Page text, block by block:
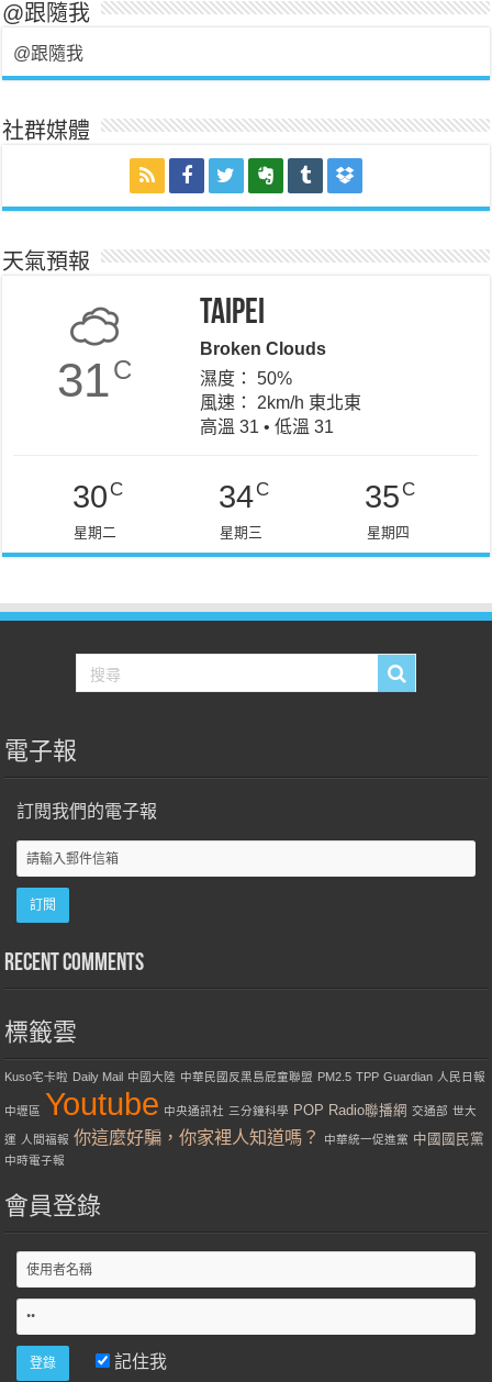
@跟隨我
@跟隨我
社群媒體
天氣預報
31C
Taipei
Broken Clouds
濕度： 50%
風速： 2km/h 東北東
高溫 31 • 低溫 31
30 C
星期二
34C
星期三
35 C
星期四
電子報
訂閱我們的電子報
Recent Comments
標籤雲
Kuso宅卡啦 Daily Mail 中國大陸 中華民國反黑島屁童聯盟 PM2.5 TPP Guardian 人民日報
中壢區 Youtube 中央通訊社 三分鐘科學 POP Radio聯播網 交通部 世大
運 人間福報 你這麼好騙，你家裡人知道嗎？ 中華統一促進黨 中國國民黨
中時電子報
會員登錄
記住我